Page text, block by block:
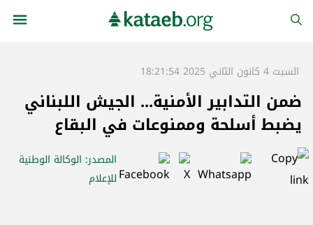
السبت 4 كانون الثاني 2025 18:21:54
ضمن التدابير الأمنية... الجيش اللبناني
يضبط أسلحة وممنوعات في البقاع
المصدر: الوكالة الوطنية
للإعلام